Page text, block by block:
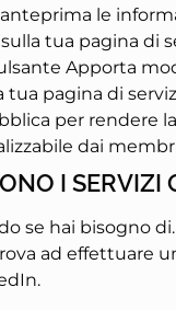
le
tua pagina di
Apporta
tua pagina di
per rendere
dai
I SERVIZI
se hai bisogno
ad effettuare